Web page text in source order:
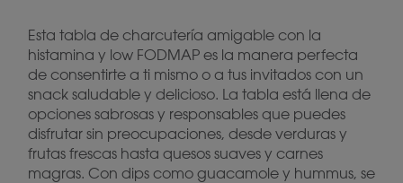
Esta tabla de charcutería amigable con la
histamina y low FODMAP es la manera perfecta
de consentirte a ti mismo o a tus invitados con un
snack saludable y delicioso. La tabla está llena de
opciones sabrosas y responsables que puedes
disfrutar sin preocupaciones, desde verduras y
frutas frescas hasta quesos suaves y carnes
magras. Con dips como guacamole y hummus, se